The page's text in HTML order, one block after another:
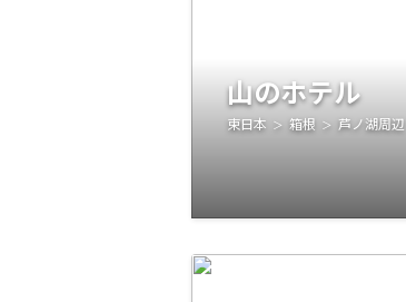
山のホテル
東日本 箱根
芦ノ湖周辺